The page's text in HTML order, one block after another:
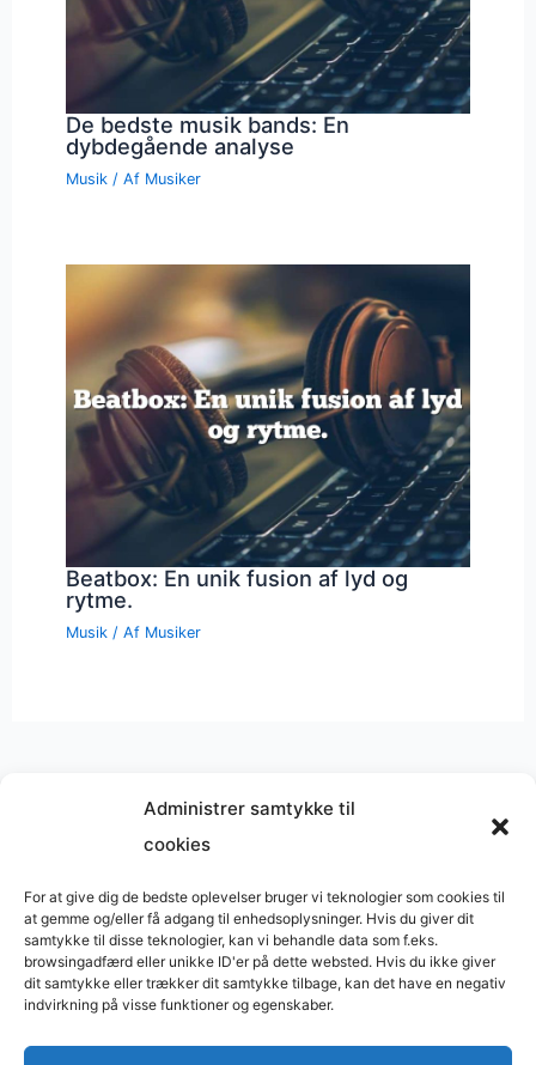
Administrer samtykke til
cookies
For at give dig de bedste oplevelser bruger vi teknologier som cookies til
at gemme og/eller få adgang til enhedsoplysninger. Hvis du giver dit
samtykke til disse teknologier, kan vi behandle data som f.eks.
browsingadfærd eller unikke ID'er på dette websted. Hvis du ikke giver
dit samtykke eller trækker dit samtykke tilbage, kan det have en negativ
indvirkning på visse funktioner og egenskaber.
De bedste musik bands: En
dybdegående analyse
Musik / Af Musiker
Beatbox: En unik fusion af lyd og
rytme.
Musik / Af Musiker
Musik på
Copyright © 2026 BasimWorld
Udviklet afWebbureau.dk
Bygget medWordPress